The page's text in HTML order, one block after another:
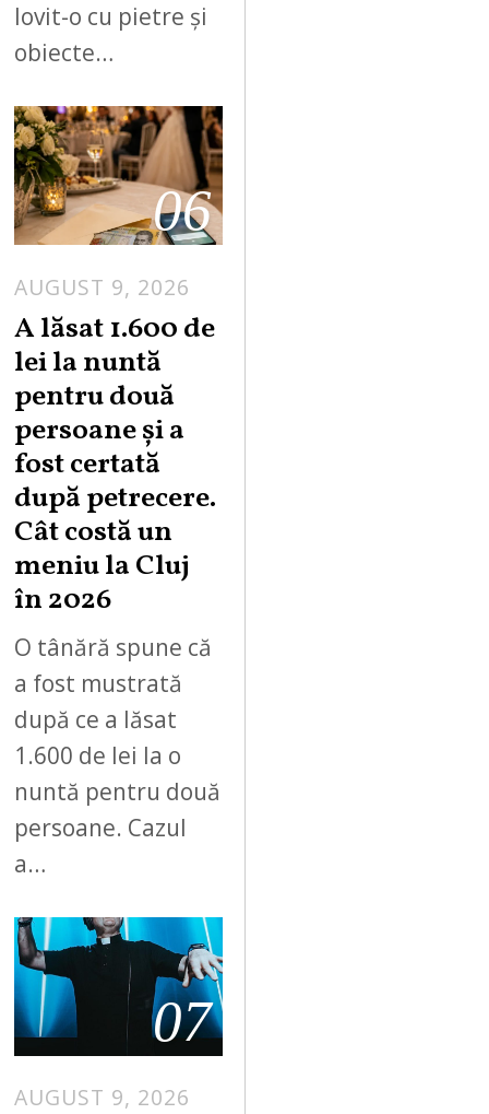
lovit-o cu pietre și
obiecte…
06
AUGUST 9, 2026
A lăsat 1.600 de
lei la nuntă
pentru două
persoane și a
fost certată
după petrecere.
Cât costă un
meniu la Cluj
în 2026
O tânără spune că
a fost mustrată
după ce a lăsat
1.600 de lei la o
nuntă pentru două
persoane. Cazul
a…
07
AUGUST 9, 2026